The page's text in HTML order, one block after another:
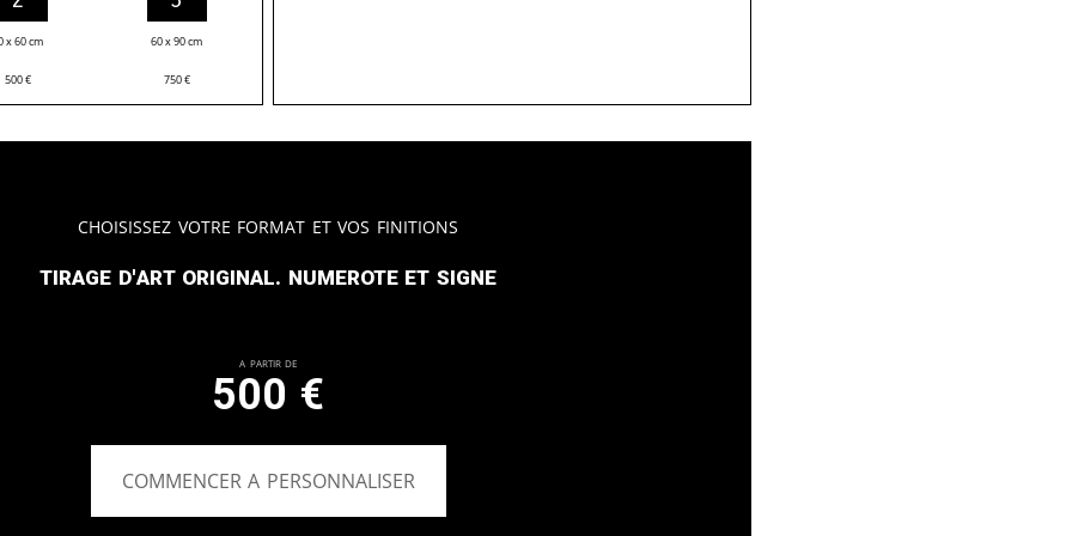
x 60 cm
500€
60 x 90 cm
750€
Choisissez votre format et vos finitions
Tirage d'art original. Numerote et signe
A partir de
500 €
COMMENCER A PERSONNALISER